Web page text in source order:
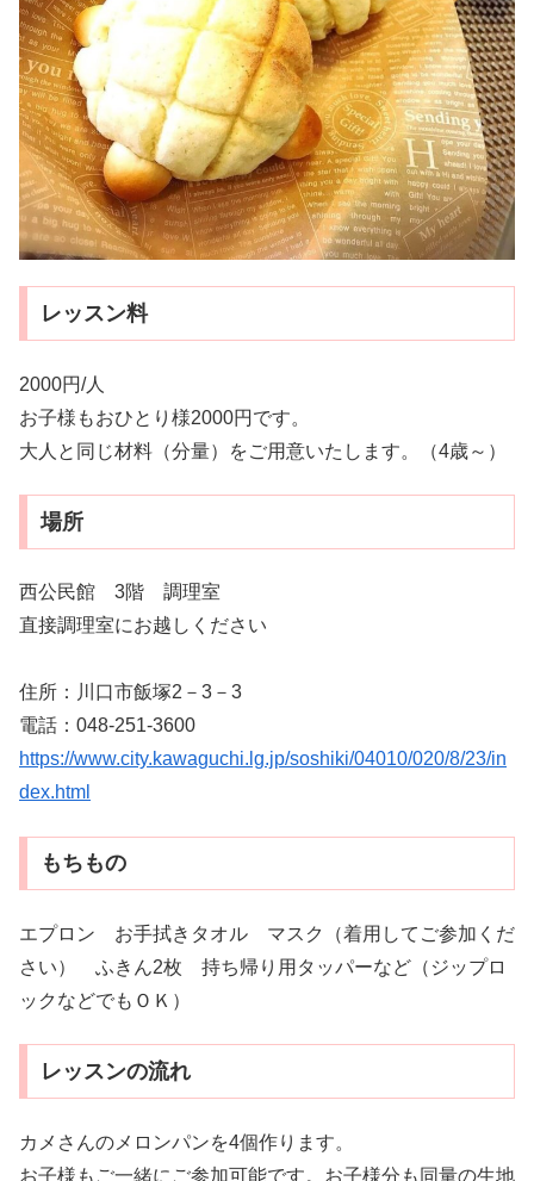
レッスン料
2000円/人
お子様もおひとり様2000円です。
大人と同じ材料（分量）をご用意いたします。（4歳～）
場所
西公民館 3階 調理室
直接調理室にお越しください
住所：川口市飯塚2－3－3
電話：048-251-3600
https://www.city.kawaguchi.lg.jp/soshiki/04010/020/8/23/in
dex.html
もちもの
エプロン お手拭きタオル マスク（着用してご参加くだ
さい） ふきん2枚 持ち帰り用タッパーなど（ジップロ
ックなどでもＯＫ）
レッスンの流れ
カメさんのメロンパンを4個作ります。
お子様もご一緒にご参加可能です。お子様分も同量の生地